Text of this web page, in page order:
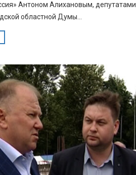
Антоном Алихановым, депутатами
областной Думы...